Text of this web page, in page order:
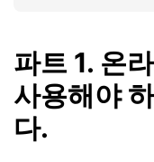
파트 1. 온
사용해야
다.